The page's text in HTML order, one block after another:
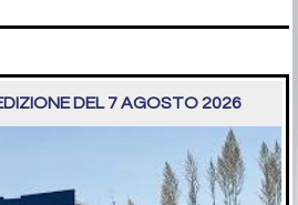
DEL 7 AGOSTO 2026